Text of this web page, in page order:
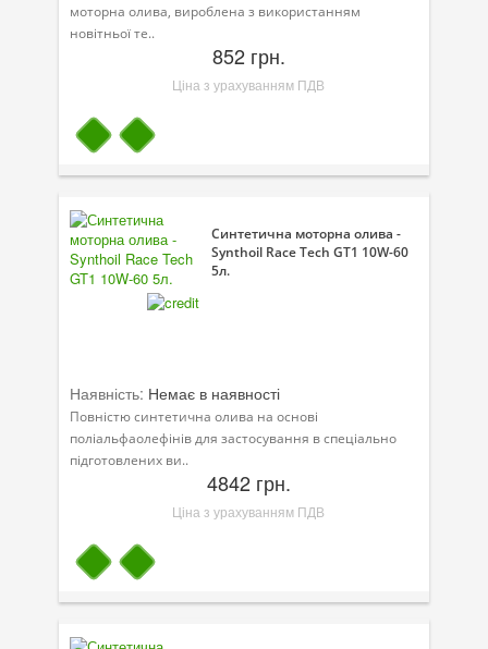
моторна олива, вироблена з використанням
новітньої те..
852 грн.
Ціна з урахуванням ПДВ
Синтетична моторна олива -
Synthoil Race Tech GT1 10W-60
5л.
Наявність: Немає в наявності
Повністю синтетична олива на основі
поліальфаолефінів для застосування в спеціально
підготовлених ви..
4842 грн.
Ціна з урахуванням ПДВ